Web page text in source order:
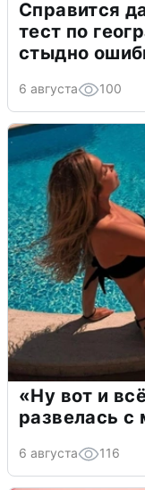
Справится
тест по
стыдно
6 августа 100
«Ну вот и
развелась
6 августа 116